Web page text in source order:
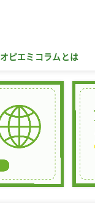
オピエミコラムとは